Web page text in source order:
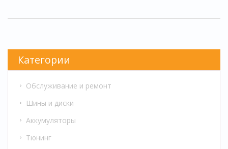
Категории
Обслуживание и ремонт
Шины и диски
Аккумуляторы
Тюнинг